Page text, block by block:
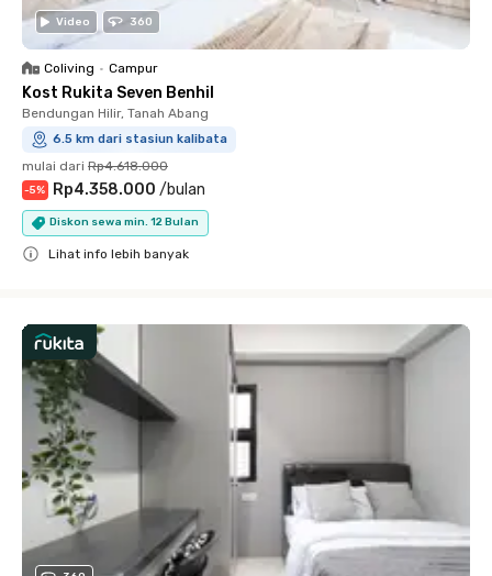
Video 360
Coliving • Campur
Kost Rukita Seven Benhil
Bendungan Hilir, Tanah Abang
6.5 km dari stasiun kalibata
mulai dari Rp4.618.000
-5% Rp4.358.000 /bulan
Diskon sewa min. 12 Bulan
Lihat info lebih banyak